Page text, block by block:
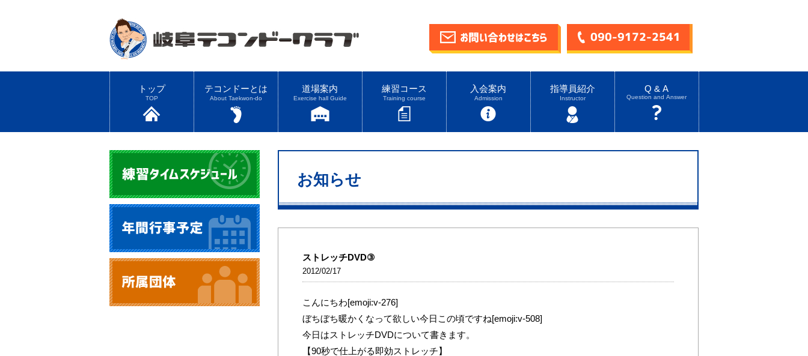
トップ
TOP
テコンドーとは
About Taekwon-do
道場案内
Exercise hall Guide
練習コース
Training course
入会案内
Admission
指導員紹介
Instructor
Q & A
Question and Answer
お知らせ
ストレッチDVD③
2012/02/17
こんにちわ[emoji:v-276]
ぼちぼち暖かくなって欲しい今日この頃ですね[emoji:v-508]
今日はストレッチDVDについて書きます。
【90秒で仕上がる即効ストレッチ】